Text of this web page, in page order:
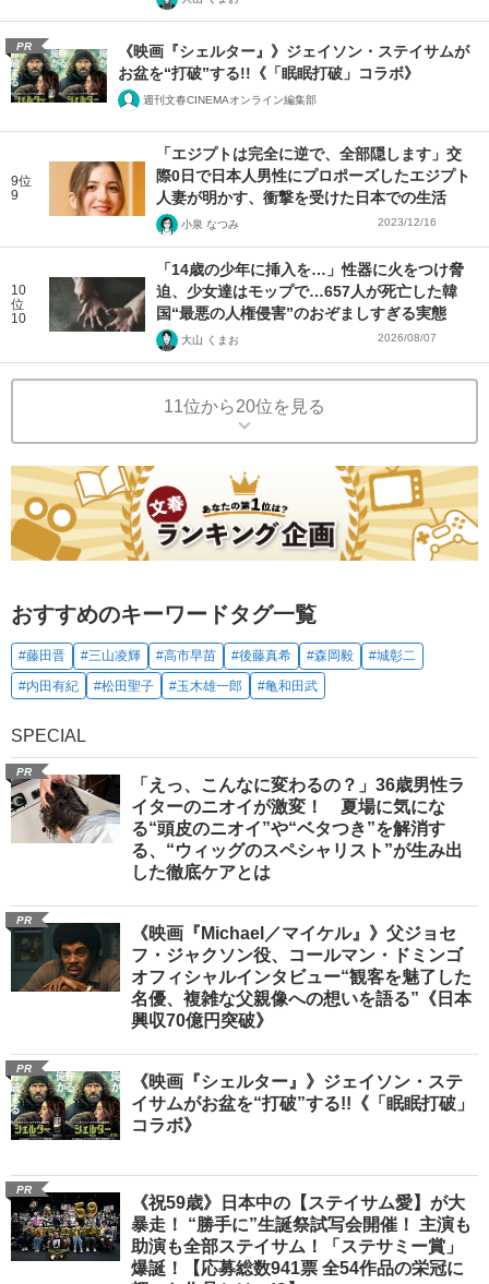
PR
《映画『シェルター』》ジェイソン・ステイサムが
お盆を“打破”する!!《「眠眠打破」コラボ》
週刊文春CINEMAオンライン編集部
9位
9
「エジプトは完全に逆で、全部隠します」交
際0日で日本人男性にプロポーズしたエジプト
人妻が明かす、衝撃を受けた日本での生活
小泉 なつみ 2023/12/16
10
位
10
「14歳の少年に挿入を…」性器に火をつけ脅
迫、少女達はモップで…657人が死亡した韓
国“最悪の人権侵害”のおぞましすぎる実態
大山 くまお 2026/08/07
11位から20位を見る
おすすめのキーワードタグ一覧
#藤田晋 #三山凌輝 #高市早苗 #後藤真希 #森岡毅
#城彰二
#内田有紀
#松田聖子 #玉木雄一郎 #亀和田武
SPECIAL
PR
「えっ、こんなに変わるの？」36歳男性ラ
イターのニオイが激変！ 夏場に気にな
る“頭皮のニオイ”や“ベタつき”を解消す
る、“ウィッグのスペシャリスト”が生み出
した徹底ケアとは
PR
《映画『Michael／マイケル』》父ジョセ
フ・ジャクソン役、コールマン・ドミンゴ
オフィシャルインタビュー“観客を魅了した
名優、複雑な父親像への想いを語る”《日本
興収70億円突破》
PR
《映画『シェルター』》ジェイソン・ステ
イサムがお盆を“打破”する!!《「眠眠打破」
コラボ》
PR
《祝59歳》日本中の【ステイサム愛】が大
暴走！ “勝手に”生誕祭試写会開催！ 主演も
助演も全部ステイサム！「ステサミー賞」
爆誕！【応募総数941票 全54作品の栄冠に